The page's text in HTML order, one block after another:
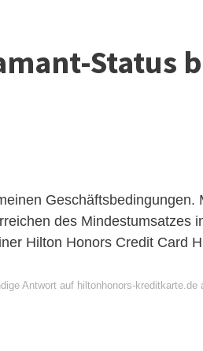
Status
Geschäftsbedingungen.
des Mindestumsatzes
Hilton Honors Credit Card
Antwort auf hiltonhonors-kreditkarte.de